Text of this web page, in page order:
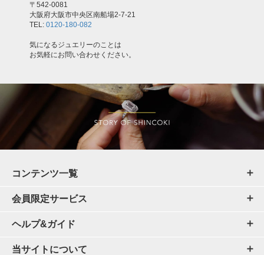
〒542-0081
大阪府大阪市中央区南船場2-7-21
TEL: 0120-180-082
気になるジュエリーのことは
お気軽にお問い合わせください。
コンテンツ一覧
会員限定サービス
ヘルプ&ガイド
当サイトについて